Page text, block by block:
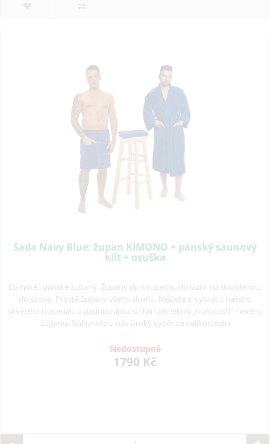
Sada Navy Blue: župan KIMONO + pánský saunový
kilt + osuška
Dámské i pánské župany. Župany do koupelny, do lázní, na dovolenou,
do sauny. Prostě župany všeho druhu. Můžete si vybrat z našeho
skvělého materiálu a padnoucímu střihu i perfektní „huňatostí“ nového
županu. Naleznete u nás široký výběr ve velikostech i
Nedostupné
1790 Kč